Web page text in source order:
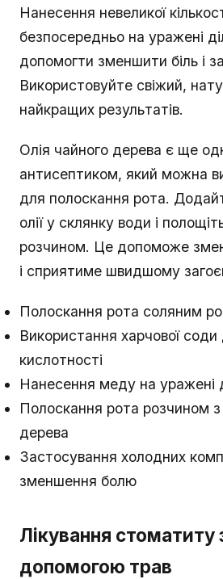
Нанесення невеликої
безпосередньо на уражені
допомогти зменшити біль і
Використовуйте свіжий,
найкращих результатів.
Олія чайного дерева є ще
антисептиком, який можна
для полоскання рота.
олії у склянку води і
розчином. Це допоможе
і сприятиме швидшому
Полоскання рота соляним
Використання харчової соди
кислотності
Нанесення меду на уражені
Полоскання рота розчином з
дерева
Застосування холодних
зменшення болю
Лікування стоматиту
допомогою трав